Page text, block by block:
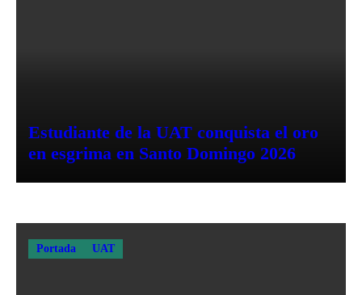
Estudiante de la UAT conquista el oro
en esgrima en Santo Domingo 2026
Portada UAT